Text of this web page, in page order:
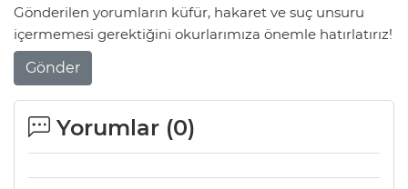
Gönderilen yorumların küfür, hakaret ve suç unsuru
içermemesi gerektiğini okurlarımıza önemle hatırlatırız!
Gönder
Yorumlar (0)